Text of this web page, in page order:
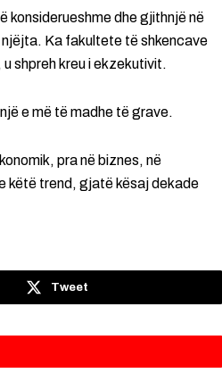
konsiderueshme dhe gjithnjë në
Ka fakultete të shkencave
shpreh kreu i ekzekutivit.
e më të madhe të grave.
pra në biznes, në
këtë trend, gjatë kësaj dekade
Tweet